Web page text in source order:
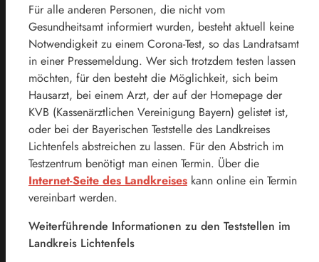
Für alle anderen Personen, die nicht vom
Gesundheitsamt informiert wurden, besteht aktuell keine
Notwendigkeit zu einem Corona-Test, so das Landratsamt
in einer Pressemeldung. Wer sich trotzdem testen lassen
möchten, für den besteht die Möglichkeit, sich beim
Hausarzt, bei einem Arzt, der auf der Homepage der
KVB (Kassenärztlichen Vereinigung Bayern) gelistet ist,
oder bei der Bayerischen Teststelle des Landkreises
Lichtenfels abstreichen zu lassen. Für den Abstrich im
Testzentrum benötigt man einen Termin. Über die
Internet-Seite des Landkreises kann online ein Termin
vereinbart werden.
Weiterführende Informationen zu den Teststellen im
Landkreis Lichtenfels